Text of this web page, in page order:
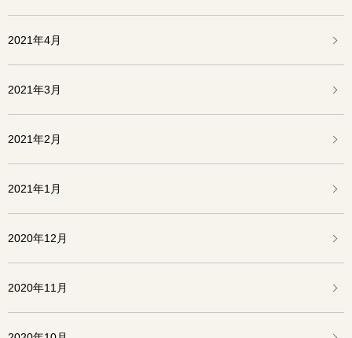
2021年4月
2021年3月
2021年2月
2021年1月
2020年12月
2020年11月